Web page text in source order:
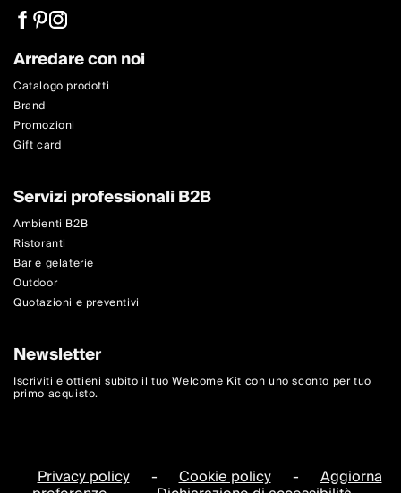
Arredare con noi
Catalogo prodotti
Brand
Promozioni
Gift card
Servizi professionali B2B
Ambienti B2B
Ristoranti
Bar e gelaterie
Outdoor
Quotazioni e preventivi
Newsletter
Iscriviti e ottieni subito il tuo Welcome Kit con uno sconto per tuo
primo acquisto.
Privacy policy - Cookie policy - Aggiorna